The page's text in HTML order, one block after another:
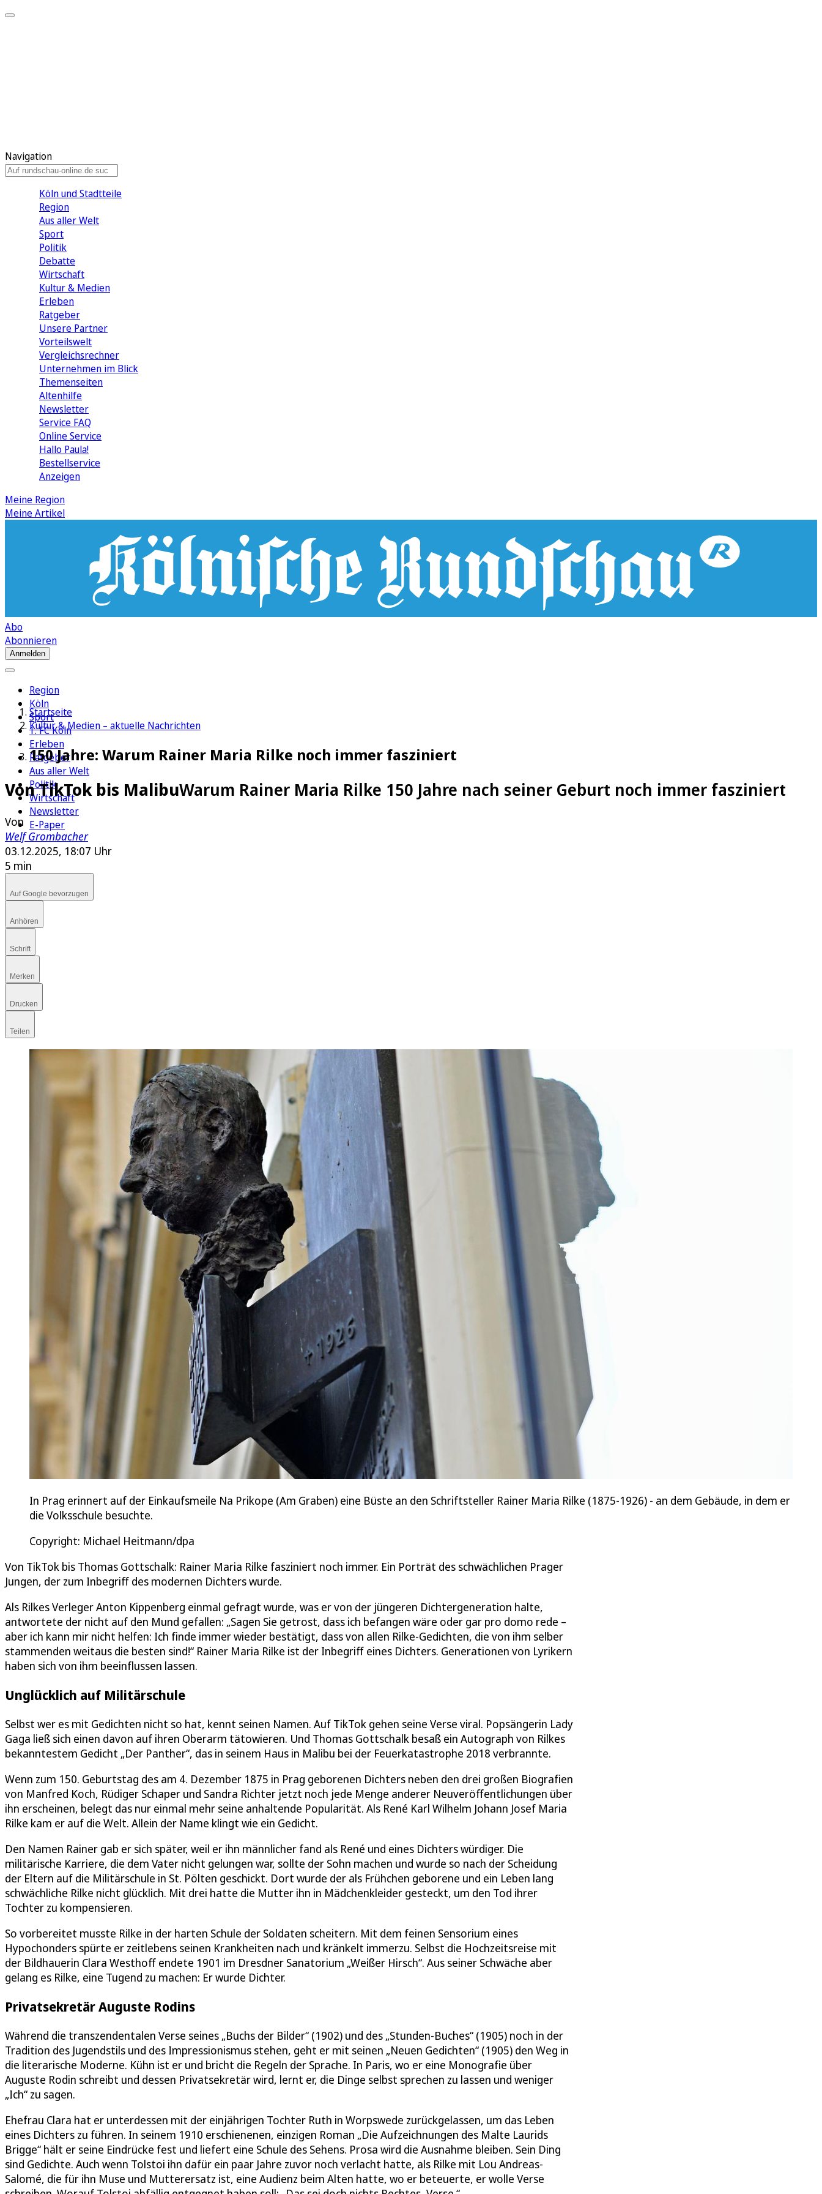
Navigation
Köln und Stadtteile
Region
Aus aller Welt
Sport
Politik
Debatte
Wirtschaft
Kultur & Medien
Erleben
Ratgeber
Unsere Partner
Vorteilswelt
Vergleichsrechner
Unternehmen im Blick
Themenseiten
Altenhilfe
Newsletter
Service FAQ
Online Service
Hallo Paula!
Bestellservice
Anzeigen
Meine Region
Meine Artikel
Abo
Abonnieren
Anmelden
Region
Köln
Sport
1. FC Köln
Erleben
Ratgeber
Aus aller Welt
Politik
Wirtschaft
Newsletter
E-Paper
Startseite
Kultur & Medien – aktuelle Nachrichten
150 Jahre: Warum Rainer Maria Rilke noch immer fasziniert
Von TikTok bis MalibuWarum Rainer Maria Rilke 150 Jahre nach seiner Geburt noch immer fasziniert
Von
Welf Grombacher
03.12.2025, 18:07 Uhr
5 min
Auf Google bevorzugen
Anhören
Schrift
Merken
Drucken
Teilen
In Prag erinnert auf der Einkaufsmeile Na Prikope (Am Graben) eine Büste an den Schriftsteller Rainer Maria Rilke (1875-1926) - an dem Gebäude, in dem er
die Volksschule besuchte.
Copyright: Michael Heitmann/dpa
Von TikTok bis Thomas Gottschalk: Rainer Maria Rilke fasziniert noch immer. Ein Porträt des schwächlichen Prager
Jungen, der zum Inbegriff des modernen Dichters wurde.
Als Rilkes Verleger Anton Kippenberg einmal gefragt wurde, was er von der jüngeren Dichtergeneration halte,
antwortete der nicht auf den Mund gefallen: „Sagen Sie getrost, dass ich befangen wäre oder gar pro domo rede –
aber ich kann mir nicht helfen: Ich finde immer wieder bestätigt, dass von allen Rilke-Gedichten, die von ihm selber
stammenden weitaus die besten sind!“ Rainer Maria Rilke ist der Inbegriff eines Dichters. Generationen von Lyrikern
haben sich von ihm beeinflussen lassen.
Unglücklich auf Militärschule
Selbst wer es mit Gedichten nicht so hat, kennt seinen Namen. Auf TikTok gehen seine Verse viral. Popsängerin Lady
Gaga ließ sich einen davon auf ihren Oberarm tätowieren. Und Thomas Gottschalk besaß ein Autograph von Rilkes
bekanntestem Gedicht „Der Panther“, das in seinem Haus in Malibu bei der Feuerkatastrophe 2018 verbrannte.
Wenn zum 150. Geburtstag des am 4. Dezember 1875 in Prag geborenen Dichters neben den drei großen Biografien
von Manfred Koch, Rüdiger Schaper und Sandra Richter jetzt noch jede Menge anderer Neuveröffentlichungen über
ihn erscheinen, belegt das nur einmal mehr seine anhaltende Popularität. Als René Karl Wilhelm Johann Josef Maria
Rilke kam er auf die Welt. Allein der Name klingt wie ein Gedicht.
Den Namen Rainer gab er sich später, weil er ihn männlicher fand als René und eines Dichters würdiger. Die
militärische Karriere, die dem Vater nicht gelungen war, sollte der Sohn machen und wurde so nach der Scheidung
der Eltern auf die Militärschule in St. Pölten geschickt. Dort wurde der als Frühchen geborene und ein Leben lang
schwächliche Rilke nicht glücklich. Mit drei hatte die Mutter ihn in Mädchenkleider gesteckt, um den Tod ihrer
Tochter zu kompensieren.
So vorbereitet musste Rilke in der harten Schule der Soldaten scheitern. Mit dem feinen Sensorium eines
Hypochonders spürte er zeitlebens seinen Krankheiten nach und kränkelt immerzu. Selbst die Hochzeitsreise mit
der Bildhauerin Clara Westhoff endete 1901 im Dresdner Sanatorium „Weißer Hirsch“. Aus seiner Schwäche aber
gelang es Rilke, eine Tugend zu machen: Er wurde Dichter.
Privatsekretär Auguste Rodins
Während die transzendentalen Verse seines „Buchs der Bilder“ (1902) und des „Stunden-Buches“ (1905) noch in der
Tradition des Jugendstils und des Impressionismus stehen, geht er mit seinen „Neuen Gedichten“ (1905) den Weg in
die literarische Moderne. Kühn ist er und bricht die Regeln der Sprache. In Paris, wo er eine Monografie über
Auguste Rodin schreibt und dessen Privatsekretär wird, lernt er, die Dinge selbst sprechen zu lassen und weniger
„Ich“ zu sagen.
Ehefrau Clara hat er unterdessen mit der einjährigen Tochter Ruth in Worpswede zurückgelassen, um das Leben
eines Dichters zu führen. In seinem 1910 erschienenen, einzigen Roman „Die Aufzeichnungen des Malte Laurids
Brigge“ hält er seine Eindrücke fest und liefert eine Schule des Sehens. Prosa wird die Ausnahme bleiben. Sein Ding
sind Gedichte. Auch wenn Tolstoi ihn dafür ein paar Jahre zuvor noch verlacht hatte, als Rilke mit Lou Andreas-
Salomé, die für ihn Muse und Mutterersatz ist, eine Audienz beim Alten hatte, wo er beteuerte, er wolle Verse